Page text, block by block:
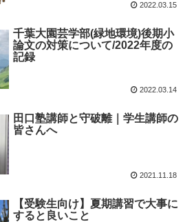
2022.03.15
千葉大園芸学部(緑地環境)後期小
論文の対策について/2022年度の
記録
2022.03.14
田口塾講師と守破離｜学生講師の
皆さんへ
2021.11.18
【受験生向け】夏期講習で大事に
すると良いこと